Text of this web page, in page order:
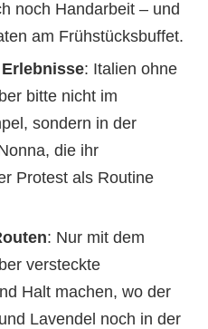
noch Handarbeit – und
am Frühstücksbuffet.
: Italien ohne
bitte nicht im
sondern in der
die ihr
Protest als Routine
: Nur mit dem
versteckte
Halt machen, wo der
Lavendel noch in der